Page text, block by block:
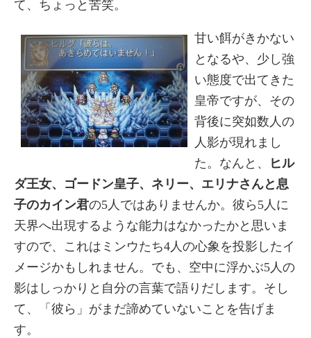
て、ちょっと苦笑。
甘い餌がきかない
となるや、少し強
い態度で出てきた
皇帝ですが、その
背後に突如数人の
人影が現れまし
た。なんと、
ヒル
ダ王女、ゴードン皇子、ネリー、エリナさんと息
子のカイン君の5人ではありませんか。彼ら5人に
天界へ出現するような能力はなかったかと思いま
すので、これはミンウたち4人の心象を投影したイ
メージかもしれません。でも、空中に浮かぶ5人の
影はしっかりと自分の言葉で語りだします。そし
て、「彼ら」がまだ諦めていないことを告げま
す。